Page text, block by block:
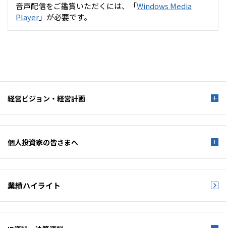
ソーシャルメディア一覧
音声配信をご鑑賞いただくには、「Windows Media
Player」が必要です。
経営ビジョン・経営計画
個人投資家の皆さまへ
業績ハイライト